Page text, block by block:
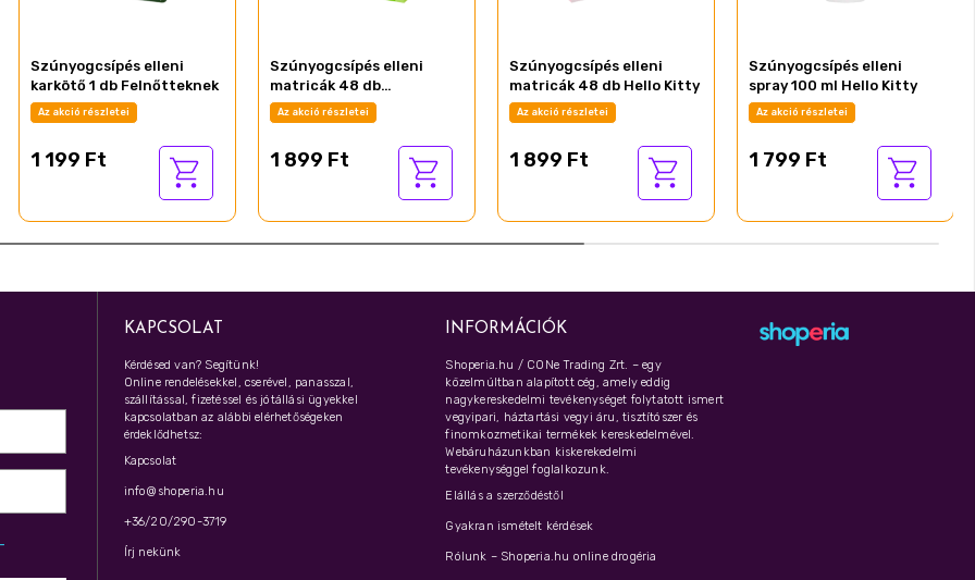
Szúnyogcsípés elleni
karkötő 1 db Felnőtteknek
Az akció részletei
1 199 Ft
Szúnyogcsípés elleni
matricák 48 db
Felnőtteknek
Az akció részletei
1 899 Ft
Szúnyogcsípés elleni
matricák 48 db Hello Kitty
Az akció részletei
1 899 Ft
Szúnyogcsípés elleni
spray 100 ml Hello Kitty
Az akció részletei
1 799 Ft
KAPCSOLAT
Kérdésed van? Segítünk!
Online rendelésekkel, cserével, panasszal,
szállítással, fizetéssel és jótállási ügyekkel
kapcsolatban az alábbi elérhetőségeken
érdeklődhetsz:
Kapcsolat
info@shoperia.hu
+36/20/290-3719
Írj nekünk
INFORMÁCIÓK
Shoperia.hu / CONe Trading Zrt. – egy
közelmúltban alapított cég, amely eddig
nagykereskedelmi tevékenységet folytatott ismert
vegyipari, háztartási vegyi áru, tisztítószer és
finomkozmetikai termékek kereskedelmével.
Webáruházunkban kiskerekedelmi
tevékenységgel foglalkozunk.
Elállás a szerződéstől
Gyakran ismételt kérdések
Rólunk – Shoperia.hu online drogéria